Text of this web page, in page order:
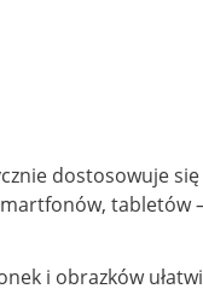
dostosowuje
tabletów
i obrazków